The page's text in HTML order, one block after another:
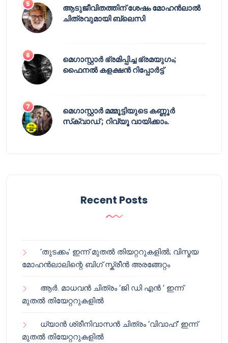
ആടുജീവിതത്തിന് ശേഷം മോഹൻലാൽ
ചിത്രവുമായി ബ്ലെസി
മെഗാസ്റ്റാർ ഭ്രമിപ്പിച്ച ഭ്രമയുഗം;
ഫൈനൽ കളക്ഷൻ റിപ്പോർട്ട്
മെഗാസ്റ്റാർ മമ്മൂട്ടിയുടെ കണ്ണൂർ
സ്‌ക്വാഡ് ; റിവ്യൂ വായിക്കാം.
Recent Posts
‘തുടക്കം’ ഇന്ന് മുതൽ തിയറ്ററുകളിൽ; വിസ്മയ
മോഹൻലാലിന്റെ ബിഗ് സ്ക്രീൻ അരങ്ങേറ്റം
ആർ. മാധവൻ ചിത്രം ‘ജി ഡി എൻ ‘ ഇന്ന്
മുതൽ തിയേറ്ററുകളിൽ
ധ്യാൻ ശ്രീനിവാസൻ ചിത്രം ‘വിവാഹ്’ ഇന്ന്
മുതൽ തിയേറ്ററുകളിൽ